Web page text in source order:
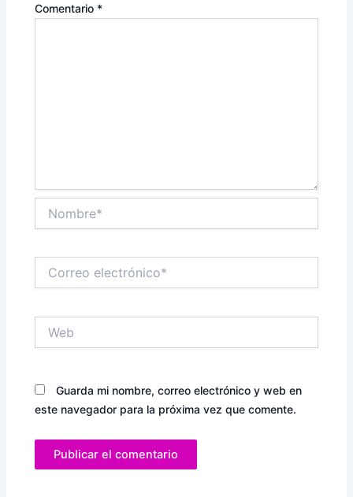
Comentario *
electrónico*
Guarda mi nombre, correo electrónico y web en
este navegador para la próxima vez que comente.